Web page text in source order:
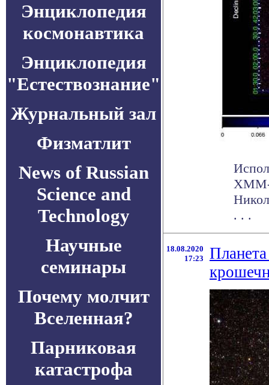
Энциклопедия
космонавтика
Энциклопедия
"Естествознание"
Журнальный зал
Физматлит
News of Russian
Science and
Technology
Научные
семинары
Почему молчит
Вселенная?
Парниковая
катастрофа
. . .
18.08.2020
17:23